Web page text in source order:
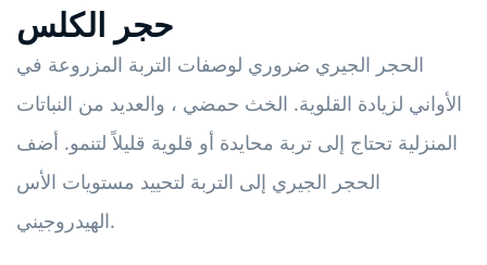
حجر الكلس
الحجر الجيري ضروري لوصفات التربة المزروعة في
الأواني لزيادة القلوية. الخث حمضي ، والعديد من النباتات
المنزلية تحتاج إلى تربة محايدة أو قلوية قليلاً لتنمو. أضف
الحجر الجيري إلى التربة لتحييد مستويات الأس
الهيدروجيني.